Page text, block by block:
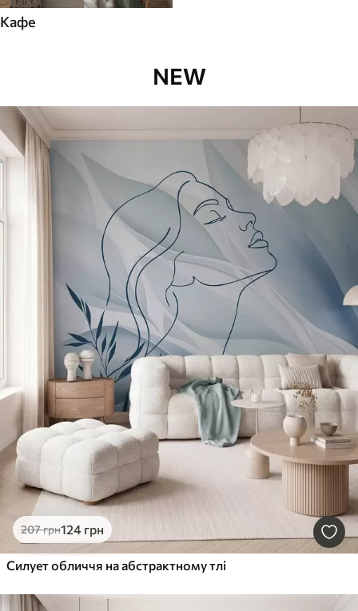
Кафе
NEW
207грн124 грн
Силует обличчя на абстрактному тлі